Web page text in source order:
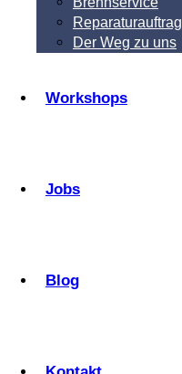
Reparaturauftrag
Der Weg zu uns
Workshops
Jobs
Blog